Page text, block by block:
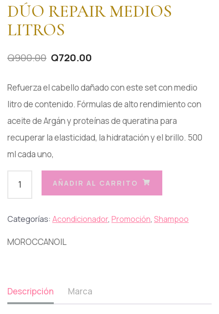
DÚO REPAIR MEDIOS
LITROS
Q900.00 Q720.00
Refuerza el cabello dañado con este set con medio
litro de contenido. Fórmulas de alto rendimiento con
aceite de Argán y proteínas de queratina para
recuperar la elasticidad, la hidratación y el brillo. 500
ml cada uno,
AÑADIR AL CARRITO
Categorías: Acondicionador, Promoción, Shampoo
MOROCCANOIL
Descripción Marca